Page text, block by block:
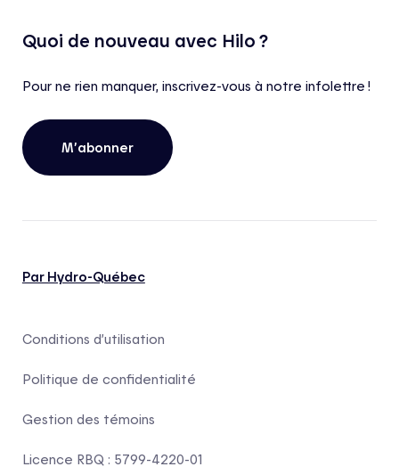
Quoi de nouveau avec Hilo ?
Pour ne rien manquer, inscrivez-vous à notre infolettre !
M’abonner
Par Hydro-Québec
Conditions d’utilisation
Politique de confidentialité
Gestion des témoins
Licence RBQ : 5799-4220-01